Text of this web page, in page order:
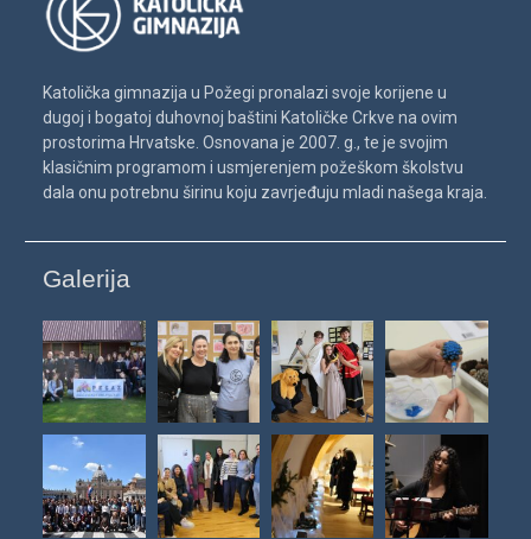
Katolička gimnazija u Požegi pronalazi svoje korijene u
dugoj i bogatoj duhovnoj baštini Katoličke Crkve na ovim
prostorima Hrvatske. Osnovana je 2007. g., te je svojim
klasičnim programom i usmjerenjem požeškom školstvu
dala onu potrebnu širinu koju zavrjeđuju mladi našega kraja.
Galerija